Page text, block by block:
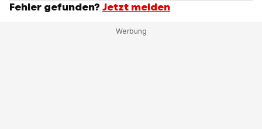
Fehler gefunden? Jetzt melden